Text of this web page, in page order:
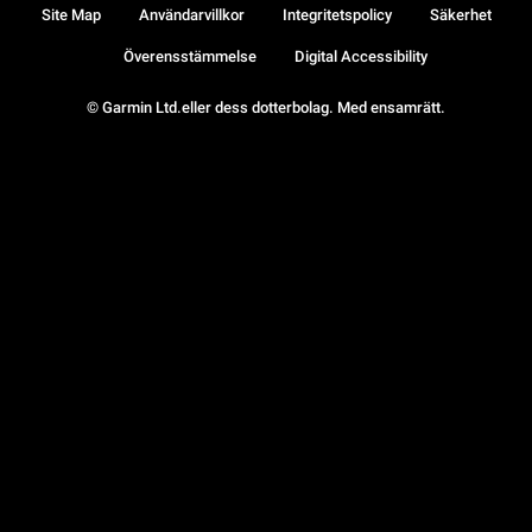
© Garmin Ltd.eller dess dotterbolag. Med ensamrätt.
Site Map Användarvillkor Integritetspolicy Säkerhet
Överensstämmelse Digital Accessibility